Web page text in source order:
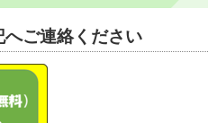
ご連絡ください